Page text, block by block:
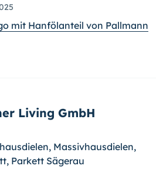
mit Hanfölanteil von Pallmann
Living GmbH
Massivhausdielen,
Parkett Sägerau